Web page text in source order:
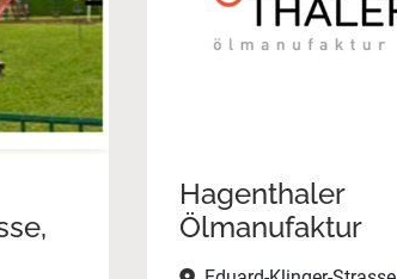
Hagenthaler
Ölmanufaktur